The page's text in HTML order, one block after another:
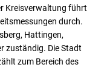
Kreisverwaltung führt
durch.
Hattingen,
zuständig. Die Stadt
zum Bereich des